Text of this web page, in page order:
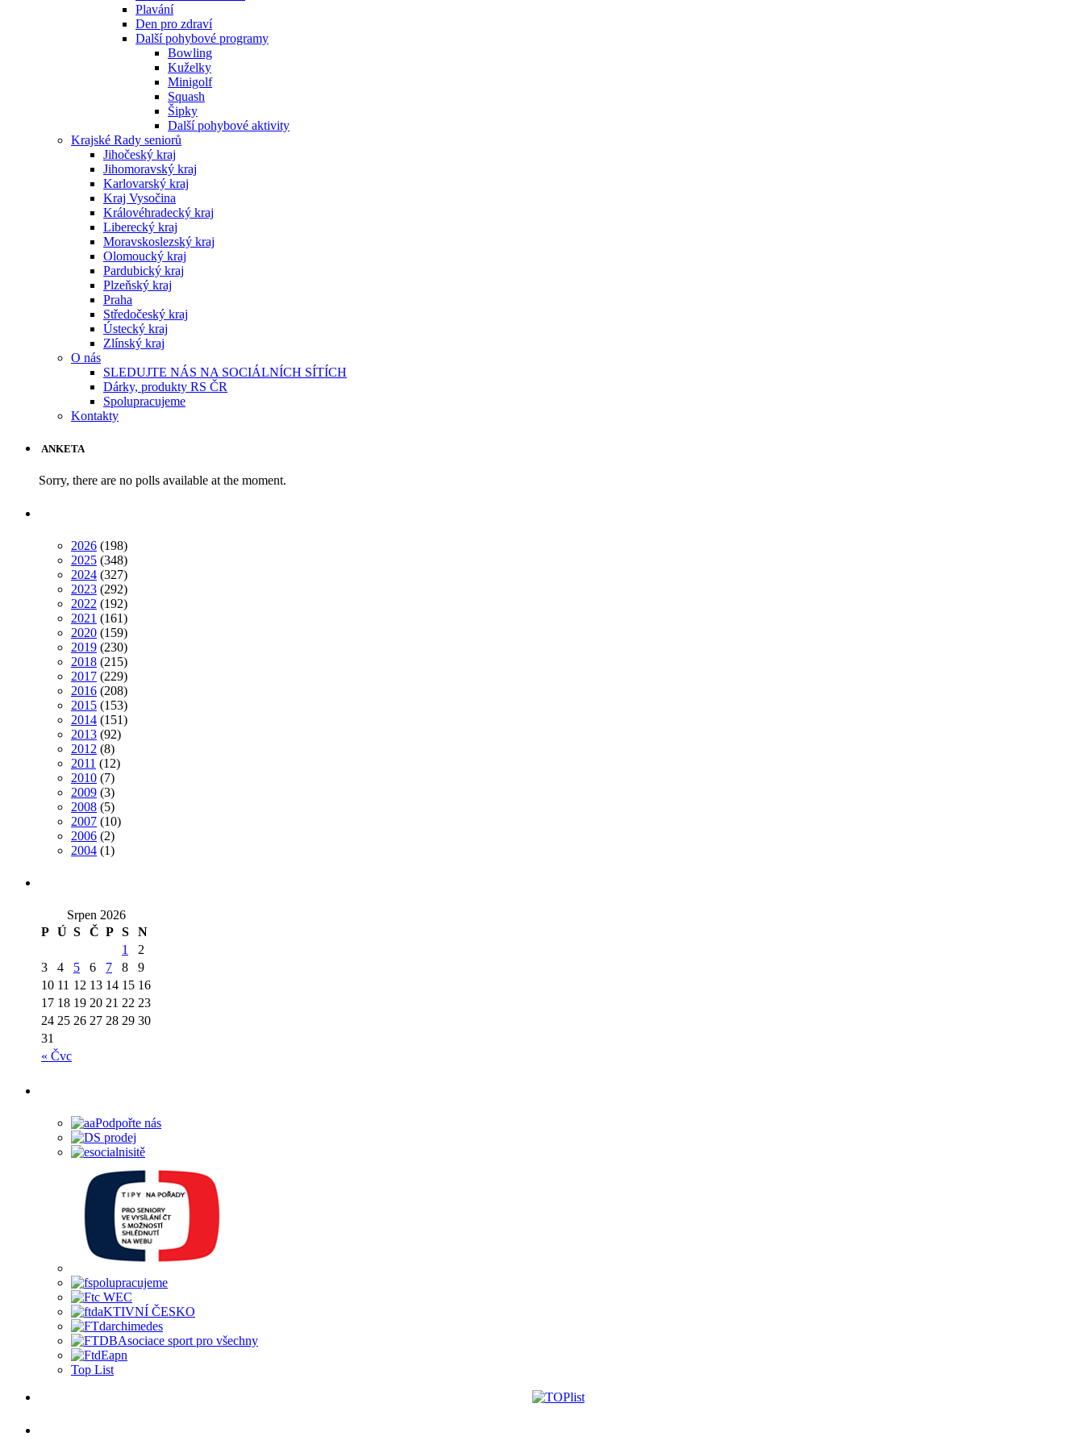
Plavání
Den pro zdraví
Další pohybové programy
Bowling
Kuželky
Minigolf
Squash
Šipky
Další pohybové aktivity
Krajské Rady seniorů
Jihočeský kraj
Jihomoravský kraj
Karlovarský kraj
Kraj Vysočina
Královéhradecký kraj
Liberecký kraj
Moravskoslezský kraj
Olomoucký kraj
Pardubický kraj
Plzeňský kraj
Praha
Středočeský kraj
Ústecký kraj
Zlínský kraj
O nás
SLEDUJTE NÁS NA SOCIÁLNÍCH SÍTÍCH
Dárky, produkty RS ČR
Spolupracujeme
Kontakty
ANKETA
Sorry, there are no polls available at the moment.
2026 (198)
2025 (348)
2024 (327)
2023 (292)
2022 (192)
2021 (161)
2020 (159)
2019 (230)
2018 (215)
2017 (229)
2016 (208)
2015 (153)
2014 (151)
2013 (92)
2012 (8)
2011 (12)
2010 (7)
2009 (3)
2008 (5)
2007 (10)
2006 (2)
2004 (1)
Srpen 2026
P Ú S Č P S N
« Čvc
1
2
3
4 5 6 7 8
9
10 11 12 13 14 15 16
17 18 19 20 21 22 23
24 25 26 27 28 29 30
31
Top List